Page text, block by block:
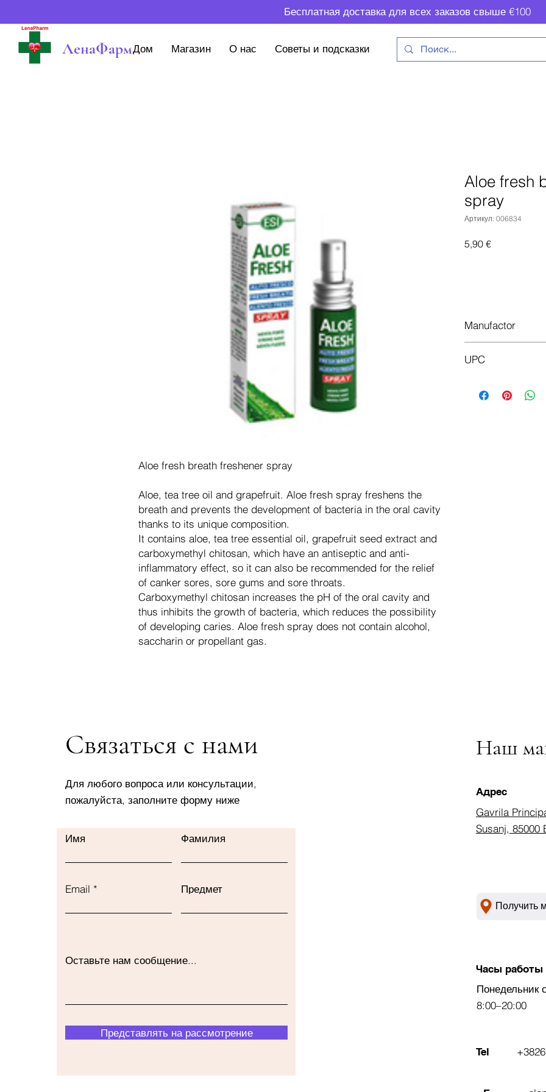
Бесплатная доставка для всех заказов свыше €100
ЛенаФармДом Магазин О нас Советы и подсказки
Aloe fresh breath freshener spray
Aloe, tea tree oil and grapefruit. Aloe fresh spray freshens the
breath and prevents the development of bacteria in the oral cavity
thanks to its unique composition.
It contains aloe, tea tree essential oil, grapefruit seed extract and
carboxymethyl chitosan, which have an antiseptic and anti-
inflammatory effect, so it can also be recommended for the relief
of canker sores, sore gums and sore throats.
Carboxymethyl chitosan increases the pH of the oral cavity and
thus inhibits the growth of bacteria, which reduces the possibility
of developing caries. Aloe fresh spray does not contain alcohol,
saccharin or propellant gas.
Aloe fresh
spray
Артикул: 006834
5,90 €Цена
Manufactor
UPC
Связаться с нами
Для любого вопроса или консультации,
пожалуйста, заполните форму ниже
Имя Фамилия
Email Предмет
Оставьте нам сообщение...
Представлять на рассмотрение
Наш
Адрес
Gavrila
Susanj, 85000
Получить
Часы работы
Понедельник
8:00–20:00
Tel